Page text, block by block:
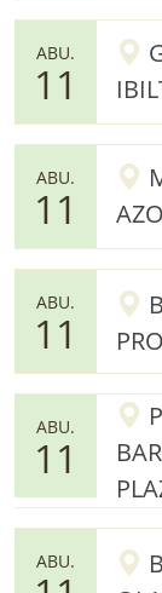
ABU.
11
ABU.
11
ABU.
11
ABU.
11
ABU.